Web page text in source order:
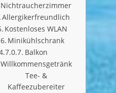
Nichtraucherzimmer
Allergikerfreundlich
Kostenloses WLAN
Minikühlschrank
Balkon
Willkommensgetränk
Tee- &
Kaffeezubereiter